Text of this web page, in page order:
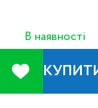
В наявності